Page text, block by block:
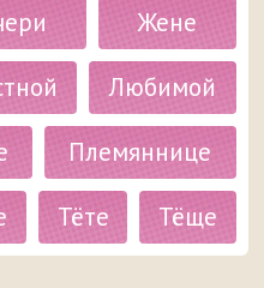
Жене
Любимой
Племяннице
Тёте Тёще